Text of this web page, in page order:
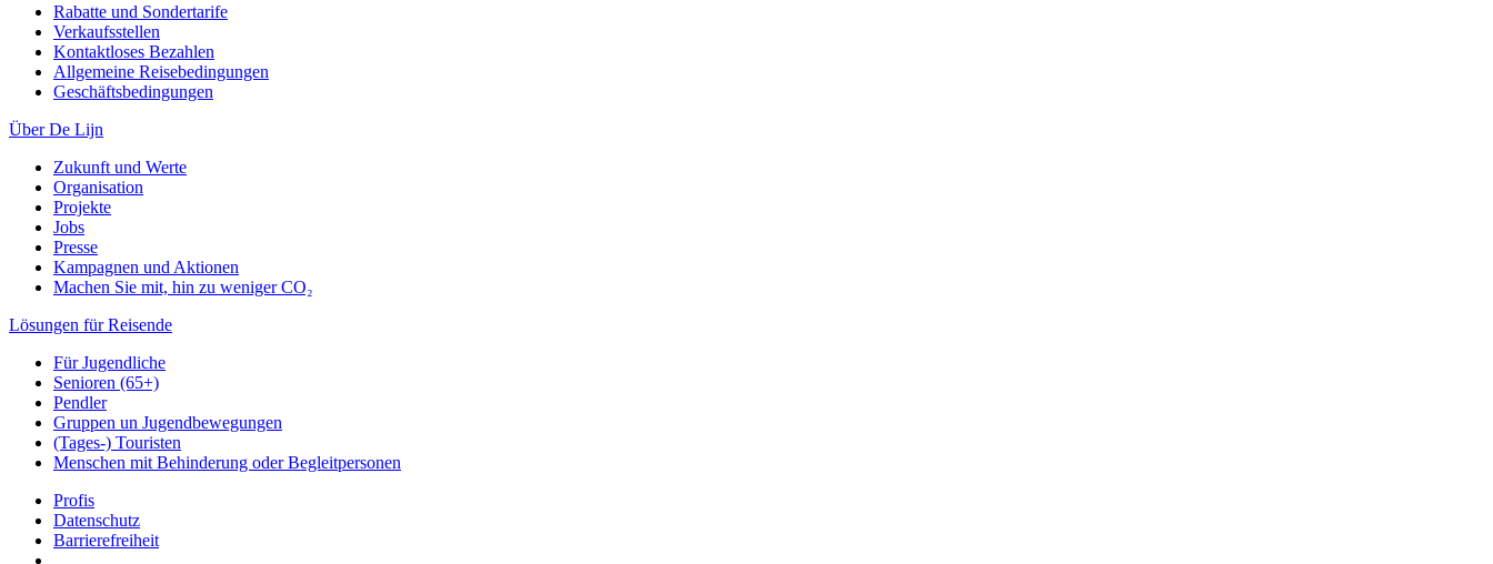
Rabatte und Sondertarife
Verkaufsstellen
Kontaktloses Bezahlen
Allgemeine Reisebedingungen
Geschäftsbedingungen
Über De Lijn
Zukunft und Werte
Organisation
Projekte
Jobs
Presse
Kampagnen und Aktionen
Machen Sie mit, hin zu weniger CO₂
Lösungen für Reisende
Für Jugendliche
Senioren (65+)
Pendler
Gruppen un Jugendbewegungen
(Tages-) Touristen
Menschen mit Behinderung oder Begleitpersonen
Profis
Datenschutz
Barrierefreiheit